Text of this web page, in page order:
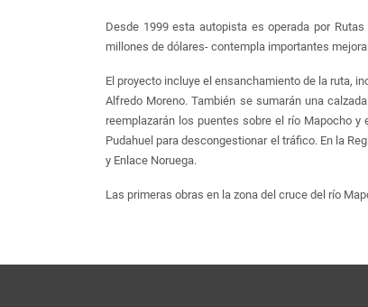
Desde 1999 esta autopista es operada por
millones de dólares- contempla importantes
El proyecto incluye el ensanchamiento de la ruta,
Alfredo Moreno. También se sumarán una
reemplazarán los puentes sobre el río Mapocho
Pudahuel para descongestionar el tráfico. En la
y Enlace Noruega.
Las primeras obras en la zona del cruce del río